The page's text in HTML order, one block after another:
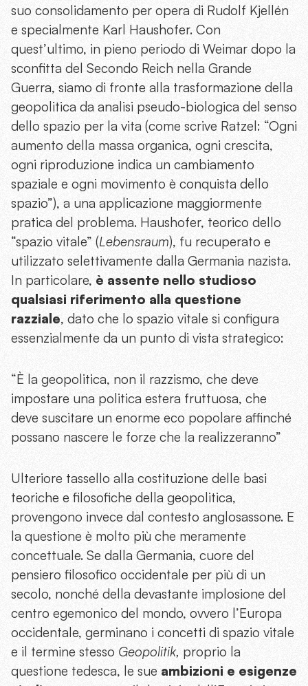
suo consolidamento per opera di Rudolf Kjellén
e specialmente Karl Haushofer. Con
quest’ultimo, in pieno periodo di Weimar dopo la
sconfitta del Secondo Reich nella Grande
Guerra, siamo di fronte alla trasformazione della
geopolitica da analisi pseudo-biologica del senso
dello spazio per la vita (come scrive Ratzel: “Ogni
aumento della massa organica, ogni crescita,
ogni riproduzione indica un cambiamento
spaziale e ogni movimento è conquista dello
spazio”), a una applicazione maggiormente
pratica del problema. Haushofer, teorico dello
“spazio vitale” (Lebensraum), fu recuperato e
utilizzato selettivamente dalla Germania nazista.
In particolare, è assente nello studioso
qualsiasi riferimento alla questione
razziale, dato che lo spazio vitale si configura
essenzialmente da un punto di vista strategico:
“È la geopolitica, non il razzismo, che deve
impostare una politica estera fruttuosa, che
deve suscitare un enorme eco popolare affinché
possano nascere le forze che la realizzeranno”
Ulteriore tassello alla costituzione delle basi
teoriche e filosofiche della geopolitica,
provengono invece dal contesto anglosassone. E
la questione è molto più che meramente
concettuale. Se dalla Germania, cuore del
pensiero filosofico occidentale per più di un
secolo, nonché della devastante implosione del
centro egemonico del mondo, ovvero l’Europa
occidentale, germinano i concetti di spazio vitale
e il termine stesso Geopolitik, proprio la
questione tedesca, le sue ambizioni e esigenze